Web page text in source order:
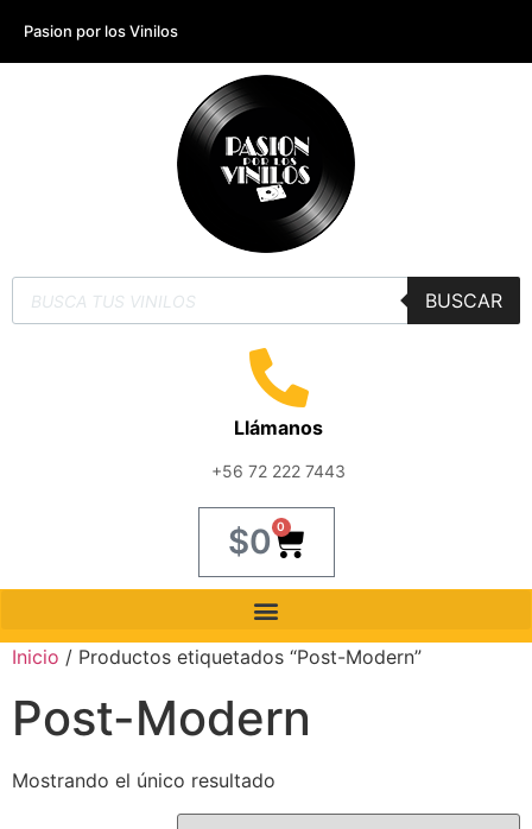
Pasion por los Vinilos
BUSCAR
Llámanos
+56 72 222 7443
$0 0
Inicio / Productos etiquetados “Post-Modern”
Post-Modern
Mostrando el único resultado